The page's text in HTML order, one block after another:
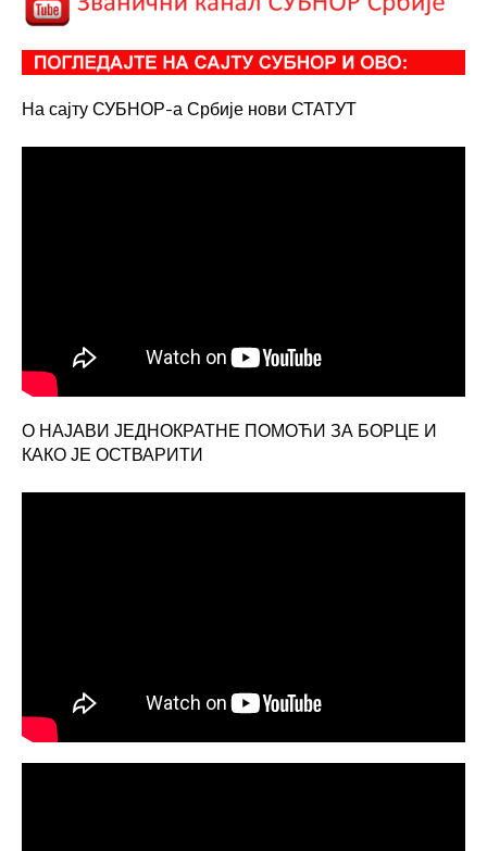
На сајту СУБНОР-а Србије нови СТАТУТ
О НАЈАВИ ЈЕДНОКРАТНЕ ПОМОЋИ ЗА БОРЦЕ И
КАКО ЈЕ ОСТВАРИТИ